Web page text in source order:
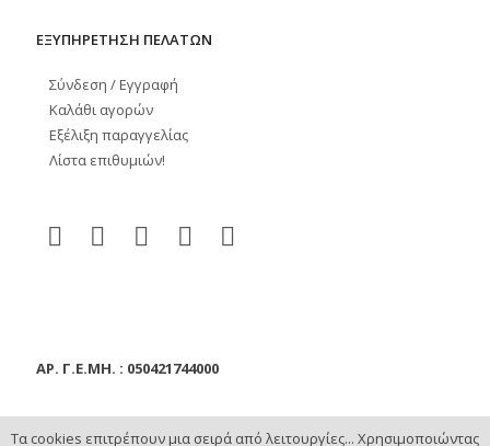
ΕΞΥΠΗΡΕΤΗΣΗ ΠΕΛΑΤΩΝ
Σύνδεση / Εγγραφή
Καλάθι αγορών
Εξέλιξη παραγγελίας
Λίστα επιθυμιών!
ΑΡ. Γ.Ε.ΜΗ. : 050421744000
Τα cookies επιτρέπουν μια σειρά από λειτουργίες... Χρησιμοποιώντας